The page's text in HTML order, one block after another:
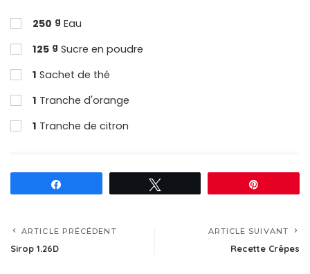
250 g Eau
125 g Sucre en poudre
1 Sachet de thé
1 Tranche d'orange
1 Tranche de citron
ARTICLE PRÉCÉDENT
Sirop 1.26D
ARTICLE SUIVANT
Recette Crêpes